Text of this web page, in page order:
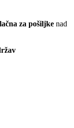
za pošiljke nad